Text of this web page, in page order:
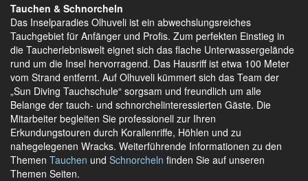
Tauchen & Schnorcheln
Das Inselparadies Olhuveli ist ein abwechslungsreiches
Tauchgebiet für Anfänger und Profis. Zum perfekten Einstieg in
die Taucherlebniswelt eignet sich das flache Unterwassergelände
rund um die Insel hervorragend. Das Hausriff ist etwa 100 Meter
vom Strand entfernt. Auf Olhuveli kümmert sich das Team der
„Sun Diving Tauchschule“ sorgsam und freundlich um alle
Belange der tauch- und schnorchelinteressierten Gäste. Die
Mitarbeiter begleiten Sie professionell zur Ihren
Erkundungstouren durch Korallenriffe, Höhlen und zu
nahegelegenen Wracks. Weiterführende Informationen zu den
Themen Tauchen und Schnorcheln finden Sie auf unseren
Themen Seiten.